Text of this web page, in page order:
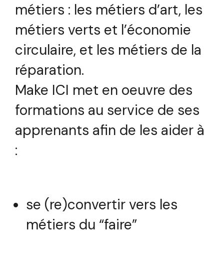
métiers : les métiers d’art, les
métiers verts et l’économie
circulaire, et les métiers de la
réparation.
Make ICI met en oeuvre des
formations au service de ses
apprenants afin de les aider à
:
se (re)convertir vers les
métiers du “faire”